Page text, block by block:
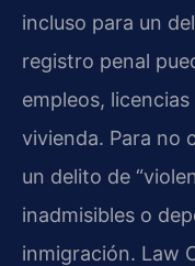
incluso para un
registro penal
empleos,
vivienda. Para no
un delito de
inadmisibles o
inmigración. Law